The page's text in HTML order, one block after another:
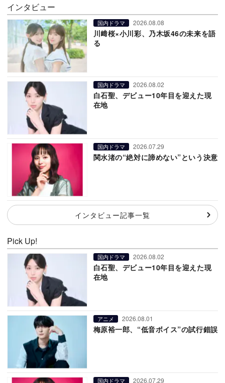
インタビュー
国内ドラマ 2026.08.08
川﨑桜×小川彩、乃木坂46の未来を語
る
国内ドラマ 2026.08.02
白石聖、デビュー10年目を迎えた現
在地
国内ドラマ 2026.07.29
関水渚の“絶対に諦めない”という決意
インタビュー記事一覧
Pick Up!
国内ドラマ 2026.08.02
白石聖、デビュー10年目を迎えた現
在地
アニメ 2026.08.01
梅原裕一郎、“低音ボイス”の試行錯誤
国内ドラマ 2026.07.29